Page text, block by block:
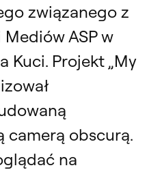
związanego z
ASP w
Kuci. Projekt „My
camerą obscurą.
na